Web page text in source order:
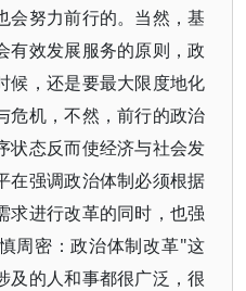
会努力前行的。当然，基
有效发展服务的原则，政
候，还是要最大限度地化
危机，不然，前行的政治
状态反而使经济与社会发
在强调政治体制必须根据
求进行改革的同时，也强
周密：政治体制改革"这
及的人和事都很广泛，很